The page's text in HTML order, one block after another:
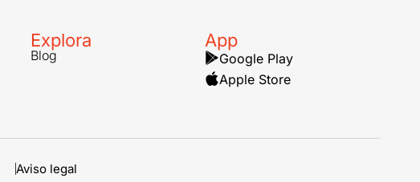
Explora
Blog
App
Google Play
Apple Store
Aviso legal